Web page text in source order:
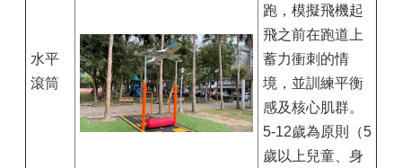
水平
滾筒
跑，模擬飛機起
飛之前在跑道上
蓄力衝刺的情
境，並訓練平衡
感及核心肌群。
5-12歲為原則（5
歲以上兒童、身